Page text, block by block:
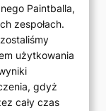
Paintballa,
zespołach.
użytkowania
gdyż
cały czas